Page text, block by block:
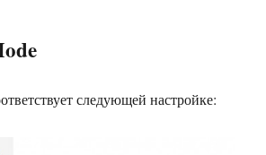
следующей настройке: